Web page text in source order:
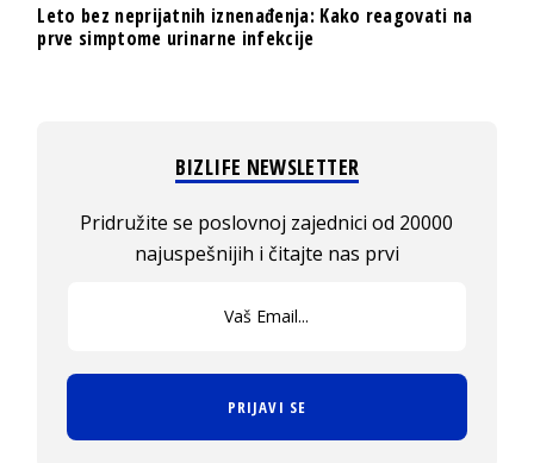
Leto bez neprijatnih iznenađenja: Kako reagovati na
prve simptome urinarne infekcije
BIZLIFE NEWSLETTER
Pridružite se poslovnoj zajednici od 20000
najuspešnijih i čitajte nas prvi
PRIJAVI SE